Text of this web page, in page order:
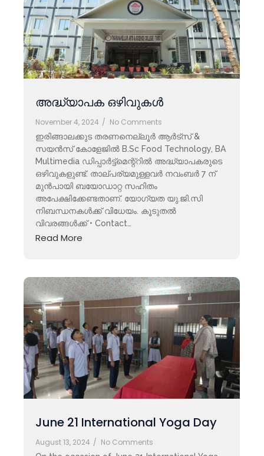
അദ്ധ്യാപക ഒഴിവുകൾ
November 4, 2024 / No Comments
ഇരിങ്ങാലക്കുട തരണനെല്ലൂർ ആർട്സ് &
സയൻസ് കോളേജിൽ B.Sc Food Technology, BA
Multimedia ഡിപ്പാർട്ട്മെന്റ്റിൽ അദ്ധ്യാപകരുടെ
ഒഴിവുകളുണ്ട്. താല്പര്യമുള്ളവർ നവംബർ 7 ന്
മുൻപായി ബയോഡാറ്റ സഹിതം
അപേക്ഷിക്കേണ്ടതാണ്. യോഗ്യത യു.ജി.സി
നിബന്ധനകൾക്ക് വിധേയം. കൂടുതൽ
വിവരങ്ങൾക്ക് • Contact…
Read More
June 21 International Yoga Day
August 13, 2024 / No Comments